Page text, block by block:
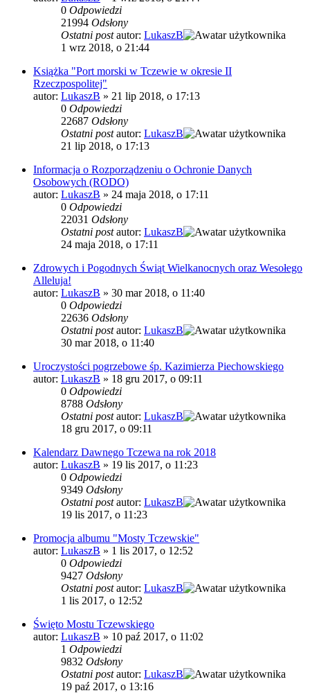
0 Odpowiedzi
21994 Odsłony
Ostatni postautor: LukaszB
1 wrz 2018, o 21:44
Książka "Port morski w Tczewie w okresie II
Rzeczpospolitej"
autor: LukaszB » 21 lip 2018, o 17:13
0 Odpowiedzi
22687 Odsłony
Ostatni postautor: LukaszB
21 lip 2018, o 17:13
Informacja o Rozporządzeniu o Ochronie Danych
Osobowych (RODO)
autor: LukaszB » 24 maja 2018, o 17:11
0 Odpowiedzi
22031 Odsłony
Ostatni postautor: LukaszB
24 maja 2018, o 17:11
Zdrowych i Pogodnych Świąt Wielkanocnych oraz Wesołego
Alleluja!
autor: LukaszB » 30 mar 2018, o 11:40
0 Odpowiedzi
22636 Odsłony
Ostatni postautor: LukaszB
30 mar 2018, o 11:40
Uroczystości pogrzebowe śp. Kazimierza Piechowskiego
autor: LukaszB » 18 gru 2017, o 09:11
0 Odpowiedzi
8788 Odsłony
Ostatni postautor: LukaszB
18 gru 2017, o 09:11
Kalendarz Dawnego Tczewa na rok 2018
autor: LukaszB » 19 lis 2017, o 11:23
0 Odpowiedzi
9349 Odsłony
Ostatni postautor: LukaszB
19 lis 2017, o 11:23
Promocja albumu "Mosty Tczewskie"
autor: LukaszB » 1 lis 2017, o 12:52
0 Odpowiedzi
9427 Odsłony
Ostatni postautor: LukaszB
1 lis 2017, o 12:52
Święto Mostu Tczewskiego
autor: LukaszB » 10 paź 2017, o 11:02
1 Odpowiedzi
9832 Odsłony
Ostatni postautor: LukaszB
19 paź 2017, o 13:16